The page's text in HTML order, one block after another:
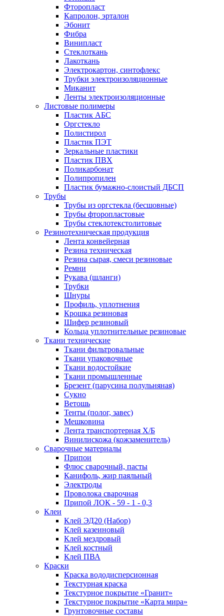
Фторопласт
Капролон, эрталон
Эбонит
Фибра
Винипласт
Стеклоткань
Лакоткань
Электрокартон, синтофлекс
Трубки электроизоляционные
Миканит
Ленты электроизоляционные
Листовые полимеры
Пластик АБС
Оргстекло
Полистирол
Пластик ПЭТ
Зеркальные пластики
Пластик ПВХ
Поликарбонат
Полипропилен
Пластик бумажно-слоистый ДБСП
Трубы
Трубы из оргстекла (бесшовные)
Трубы фторопластовые
Трубы стеклотекстолитовые
Резинотехническая продукция
Лента конвейерная
Резина техническая
Резина сырая, смеси резиновые
Ремни
Рукава (шланги)
Трубки
Шнуры
Профиль, уплотнения
Крошка резиновая
Шифер резиновый
Кольца уплотнительные резиновые
Ткани технические
Ткани фильтровальные
Ткани упаковочные
Ткани водостойкие
Ткани промышленные
Брезент (парусина полульняная)
Сукно
Ветошь
Тенты (полог, завес)
Мешковина
Лента транспортерная Х/Б
Винилискожа (кожзаменитель)
Сварочные материалы
Припои
Флюс сварочный, пасты
Канифоль, жир паяльный
Электроды
Проволока сварочная
Припой ЛОК - 59 - 1 - 0,3
Клеи
Клей ЭД20 (Набор)
Клей казеиновый
Клей мездровый
Клей костный
Клей ПВА
Краски
Краска вододисперсионная
Текстурная краска
Текстурное покрытие «Гранит»
Текстурное покрытие «Карта мира»
Грунтовочные составы